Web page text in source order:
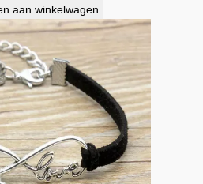
aan winkelwagen